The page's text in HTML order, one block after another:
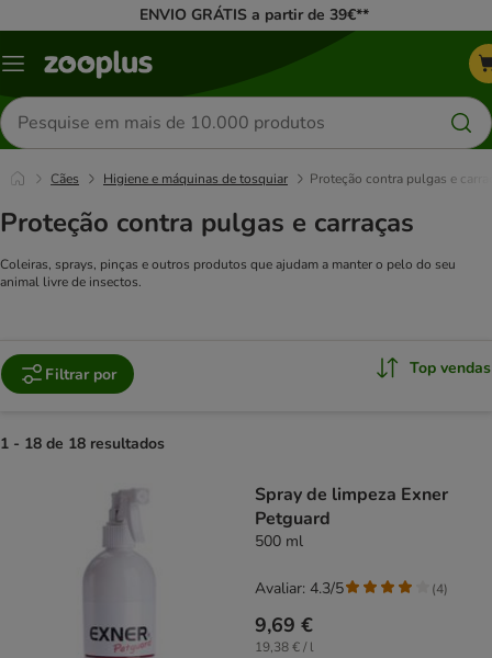
ENVIO GRÁTIS a partir de 39€**
Menu
Pesquisar
produtos
Cães Higiene e máquinas de tosquiar Proteção contra pulgas e
Proteção contra pulgas e carraças
Coleiras, sprays, pinças e outros produtos que ajudam a manter o pelo do seu
animal livre de insectos.
Filtrar por Top vendas
1 - 18 de 18 resultados
Spray de limpeza Exner
Petguard
500 ml
9,69 €
19,38 € / l
Avaliar: 4.3/5 (4)